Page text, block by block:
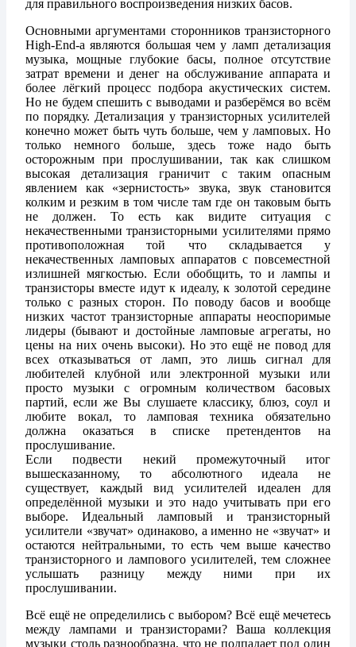
для правильного воспроизведения низких басов.
Основными аргументами сторонников транзисторного
High-End-а являются большая чем у ламп детализация
музыка, мощные глубокие басы, полное отсутствие
затрат времени и денег на обслуживание аппарата и
более лёгкий процесс подбора акустических систем.
Но не будем спешить с выводами и разберёмся во всём
по порядку. Детализация у транзисторных усилителей
конечно может быть чуть больше, чем у ламповых. Но
только немного больше, здесь тоже надо быть
осторожным при прослушивании, так как слишком
высокая детализация граничит с таким опасным
явлением как «зернистость» звука, звук становится
колким и резким в том числе там где он таковым быть
не должен. То есть как видите ситуация с
некачественными транзисторными усилителями прямо
противоположная той что складывается у
некачественных ламповых аппаратов с повсеместной
излишней мягкостью. Если обобщить, то и лампы и
транзисторы вместе идут к идеалу, к золотой середине
только с разных сторон. По поводу басов и вообще
низких частот транзисторные аппараты неоспоримые
лидеры (бывают и достойные ламповые агрегаты, но
цены на них очень высоки). Но это ещё не повод для
всех отказываться от ламп, это лишь сигнал для
любителей клубной или электронной музыки или
просто музыки с огромным количеством басовых
партий, если же Вы слушаете классику, блюз, соул и
любите вокал, то ламповая техника обязательно
должна оказаться в списке претендентов на
прослушивание.
Если подвести некий промежуточный итог
вышесказанному, то абсолютного идеала не
существует, каждый вид усилителей идеален для
определённой музыки и это надо учитывать при его
выборе. Идеальный ламповый и транзисторный
усилители «звучат» одинаково, а именно не «звучат» и
остаются нейтральными, то есть чем выше качество
транзисторного и лампового усилителей, тем сложнее
услышать разницу между ними при их
прослушивании.
Всё ещё не определились с выбором? Всё ещё мечетесь
между лампами и транзисторами? Ваша коллекция
музыки столь разнообразна, что не подпадает под один